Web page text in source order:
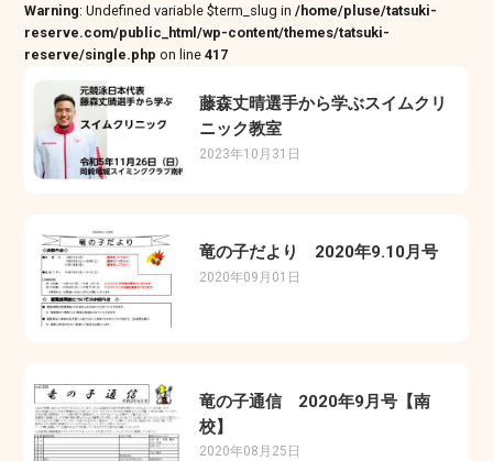
Warning: Undefined variable $term_slug in/home/pluse/tatsuki-
reserve.com/public_html/wp-content/themes/tatsuki-
reserve/single.php on line417
藤森丈晴選手から学ぶスイムクリ
ニック教室
2023年10月31日
竜の子だより 2020年9.10月号
2020年09月01日
竜の子通信 2020年9月号【南
校】
2020年08月25日